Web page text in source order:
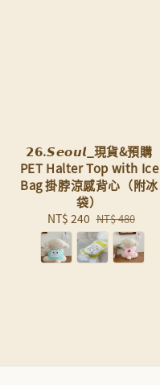
𝟮𝟲.𝙎𝙚𝙤𝙪𝙡_現貨&預購
PET Halter Top with Ice
Bag 掛脖涼感背心（附冰
袋）
Sale
price
NT$ 240 Regular
price
NT$ 480